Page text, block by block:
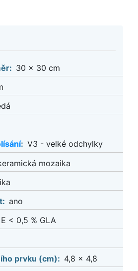
30 x 30 cm
: V3 - velké odchylky
mozaika
ano
E < 0,5 % GLA
prvku (cm): 4,8 x 4,8